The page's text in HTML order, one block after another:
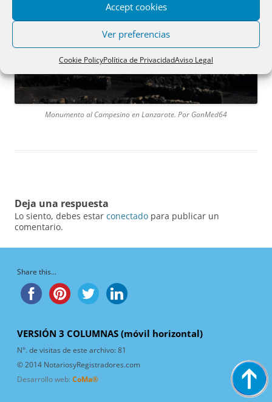
Accept cookies
Ver preferencias
Cookie PolicyPolítica de PrivacidadAviso Legal
Monumento al Campesino en Lanzarote. Por GanMed64
Deja una respuesta
Lo siento, debes estar conectado para publicar un
comentario.
Share this...
VERSIÓN 3 COLUMNAS (móvil horizontal)
N°. de visitas de este archivo:81
© 2014 NotariosyRegistradores.com
Desarrollo web: CoMa®